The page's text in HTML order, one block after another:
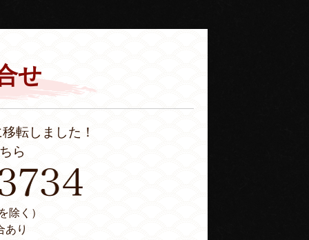
せ
転しました！
ら
除く）
あり